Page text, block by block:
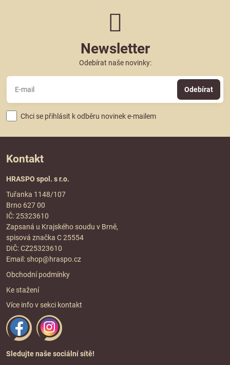
Newsletter
Odebírat naše novinky:
Odebírat
Chci se přihlásit k odběru novinek e-mailem
Kontakt
HRASPO spol. s r.o.
Tuřanka 1148/107
Brno 627 00
IČ: 25323610
Zapsaná u Krajského soudu v Brně,
spisová značka C 25554
DIČ: CZ25323610
Email: shop@hraspo.cz
Obchodní podmínky
Ke stažení
Více info v sekci kontakt
Sledujte naše sociální sítě!